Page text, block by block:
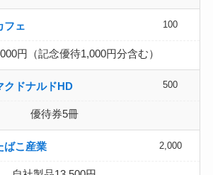
フェ 100
円（記念優待1,000円分含む）
クドナルドHD 500
優待券5冊
ばこ産業 2,000